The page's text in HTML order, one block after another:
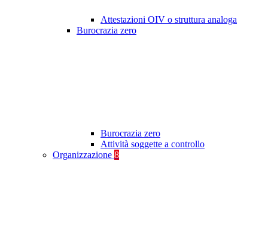
Attestazioni OIV o struttura analoga
Burocrazia zero
Burocrazia zero
Attività soggette a controllo
Organizzazione 8